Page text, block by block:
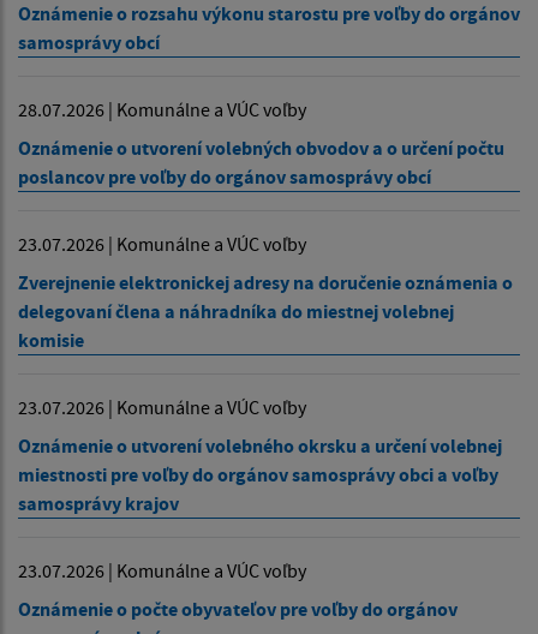
Oznámenie o rozsahu výkonu starostu pre voľby do orgánov
samosprávy obcí
28.07.2026 | Komunálne a VÚC voľby
Oznámenie o utvorení volebných obvodov a o určení počtu
poslancov pre voľby do orgánov samosprávy obcí
23.07.2026 | Komunálne a VÚC voľby
Zverejnenie elektronickej adresy na doručenie oznámenia o
delegovaní člena a náhradníka do miestnej volebnej
komisie
23.07.2026 | Komunálne a VÚC voľby
Oznámenie o utvorení volebného okrsku a určení volebnej
miestnosti pre voľby do orgánov samosprávy obci a voľby
samosprávy krajov
23.07.2026 | Komunálne a VÚC voľby
Oznámenie o počte obyvateľov pre voľby do orgánov